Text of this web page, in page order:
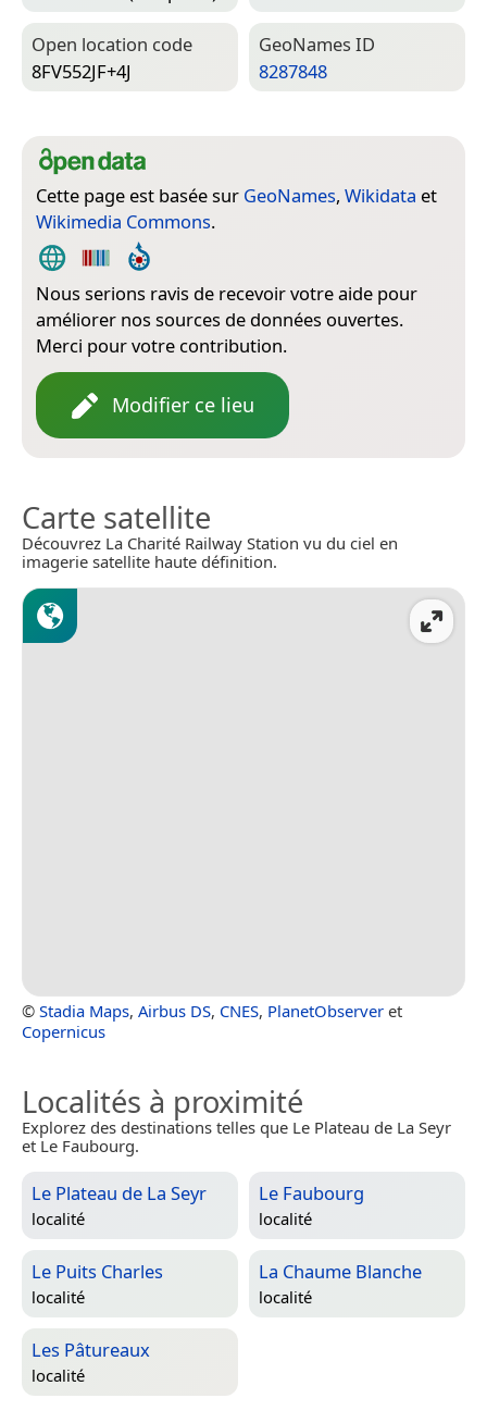
Open location code
8FV552JF+4J
Geo­Names ID
8287848
Cette page est basée sur GeoNames, Wikidata et
Wikimedia Commons.
Nous serions ravis de recevoir votre aide pour
améliorer nos sources de données ouvertes.
Merci pour votre contribution.
Modifier ce lieu
Carte satellite
Découvrez La Charité Railway Station vu du ciel en
imagerie satellite haute définition.
© Stadia Maps, Airbus DS, CNES, PlanetObserver et
Copernicus
Localités à proximité
Explorez des destinations telles que Le Plateau de La Seyr
et Le Faubourg.
Le Plateau de La Seyr
localité
Le Faubourg
localité
Le Puits Charles
localité
La Chaume Blanche
localité
Les Pâtureaux
localité